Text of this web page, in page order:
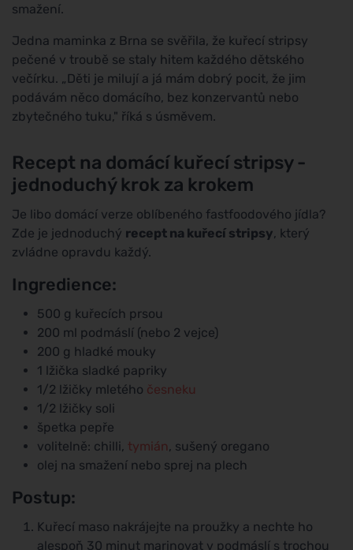
smažení.
Jedna maminka z Brna se svěřila, že kuřecí stripsy
pečené v troubě se staly hitem každého dětského
večírku. „Děti je milují a já mám dobrý pocit, že jim
podávám něco domácího, bez konzervantů nebo
zbytečného tuku," říká s úsměvem.
Recept na domácí kuřecí stripsy -
jednoduchý krok za krokem
Je libo domácí verze oblíbeného fastfoodového jídla?
Zde je jednoduchý recept na kuřecí stripsy, který
zvládne opravdu každý.
Ingredience:
500 g kuřecích prsou
200 ml podmáslí (nebo 2 vejce)
200 g hladké mouky
1 lžička sladké papriky
1/2 lžičky mletého česneku
1/2 lžičky soli
špetka pepře
volitelně: chilli, tymián, sušený oregano
olej na smažení nebo sprej na plech
Postup:
Kuřecí maso nakrájejte na proužky a nechte ho
alespoň 30 minut marinovat v podmáslí s trochou